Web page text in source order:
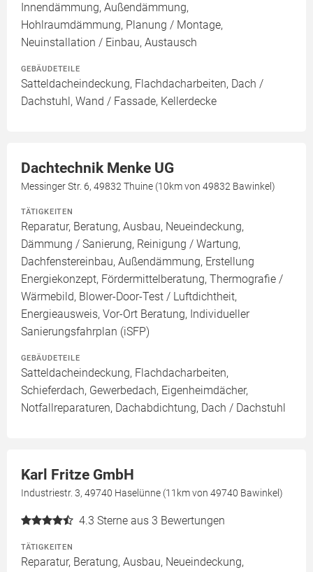
Innendämmung, Außendämmung,
Hohlraumdämmung, Planung / Montage,
Neuinstallation / Einbau, Austausch
GEBÄUDETEILE
Satteldacheindeckung, Flachdacharbeiten, Dach /
Dachstuhl, Wand / Fassade, Kellerdecke
Dachtechnik Menke UG
Messinger Str. 6, 49832 Thuine (10km von 49832 Bawinkel)
TÄTIGKEITEN
Reparatur, Beratung, Ausbau, Neueindeckung,
Dämmung / Sanierung, Reinigung / Wartung,
Dachfenstereinbau, Außendämmung, Erstellung
Energiekonzept, Fördermittelberatung, Thermografie /
Wärmebild, Blower-Door-Test / Luftdichtheit,
Energieausweis, Vor-Ort Beratung, Individueller
Sanierungsfahrplan (iSFP)
GEBÄUDETEILE
Satteldacheindeckung, Flachdacharbeiten,
Schieferdach, Gewerbedach, Eigenheimdächer,
Notfallreparaturen, Dachabdichtung, Dach / Dachstuhl
Karl Fritze GmbH
Industriestr. 3, 49740 Haselünne (11km von 49740 Bawinkel)
4.3 Sterne aus 3 Bewertungen
TÄTIGKEITEN
Reparatur, Beratung, Ausbau, Neueindeckung,